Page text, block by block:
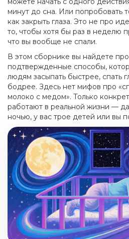
минут до сна. Или попробовать
как закрыть глаза. Это не про
то, чтобы хотя бы раз в неделю
что вы вообще не спали.
В этом сборнике вы найдете
подтвержденные способы,
людям засыпать быстрее, спать
бодрее. Здесь нет мифов про
молоко с медом». Только
работают в реальной жизни —
ночью, у вас трое детей или вы